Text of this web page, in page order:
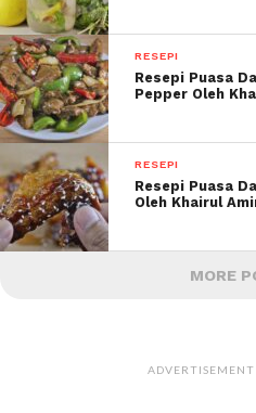
RESEPI
Resepi Puasa
Pepper Oleh
RESEPI
Resepi Puasa
Oleh Khairul
MORE
ADVERTISEMENT